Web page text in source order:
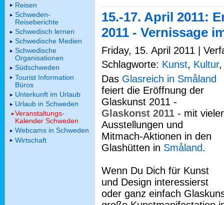
15.-17. April 2011:
2011 - Vernissage
Friday, 15. April 2011 |
Schlagworte: Kunst, Kultur
Das Glasreich in Småland
feiert die Eröffnung der
Glaskunst 2011 -
Glaskonst 2011 - mit
Ausstellungen und
Mitmach-Aktionen in den
Glashütten in Småland.
Wenn Du Dich für Kunst
und Design interessierst
oder ganz einfach
Reisen
Schweden-
Reiseberichte
Schwedisch lernen
Schwedische Medien
Schwedische
Organisationen
Südschweden
Tourist Information
Büros
Unterkunft im Urlaub
Urlaub in Schweden
Veranstaltungs-
Kalender Schweden
Webcams in Schweden
Wirtschaft